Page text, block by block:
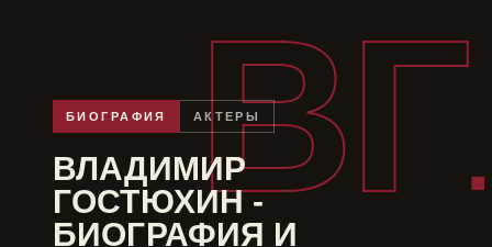
ВГ
БИОГРАФИЯ АКТЕРЫ
ВЛАДИМИР
ГОСТЮХИН -
БИОГРАФИЯ И